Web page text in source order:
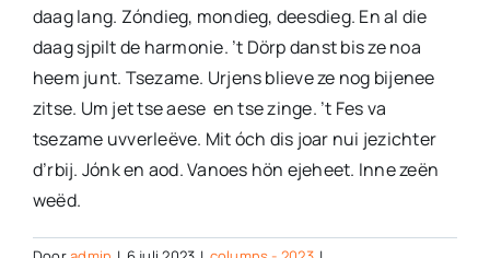
daag lang. Zóndieg, mondieg, deesdieg. En al die
daag sjpilt de harmonie. ’t Dörp danst bis ze noa
heem junt. Tsezame. Urjens blieve ze nog bijenee
zitse. Um jet tse aese en tse zinge. ’t Fes va
tsezame uvverleëve. Mit óch dis joar nui jezichter
d’rbij. Jónk en aod. Vanoes hön ejeheet. Inne zeën
weëd.